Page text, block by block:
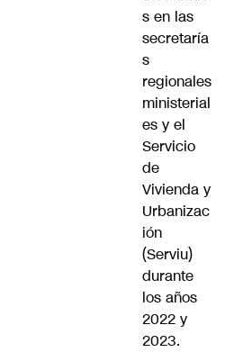
s en las
secretaría
s
regionales
ministerial
es y el
Servicio
de
Vivienda y
Urbanizac
ión
(Serviu)
durante
los años
2022 y
2023.